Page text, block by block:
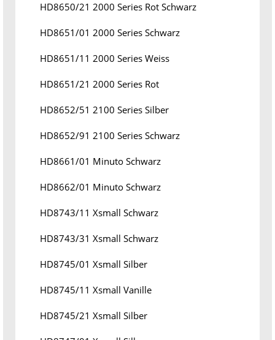
HD8650/21 2000 Series Rot Schwarz
HD8651/01 2000 Series Schwarz
HD8651/11 2000 Series Weiss
HD8651/21 2000 Series Rot
HD8652/51 2100 Series Silber
HD8652/91 2100 Series Schwarz
HD8661/01 Minuto Schwarz
HD8662/01 Minuto Schwarz
HD8743/11 Xsmall Schwarz
HD8743/31 Xsmall Schwarz
HD8745/01 Xsmall Silber
HD8745/11 Xsmall Vanille
HD8745/21 Xsmall Silber